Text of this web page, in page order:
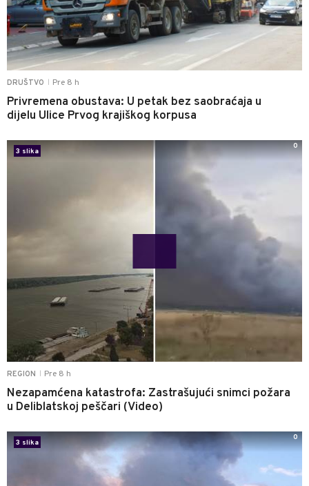
DRUŠTVO Pre 8 h
Privremena obustava: U petak bez saobraćaja u
dijelu Ulice Prvog krajiškog korpusa
REGION Pre 8 h
Nezapamćena katastrofa: Zastrašujući snimci požara
u Deliblatskoj peščari (Video)
3 slika
0
3 slika
0